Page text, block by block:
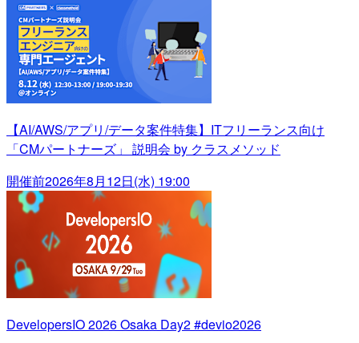
【AI/AWS/アプリ/データ案件特集】ITフリーランス向け
「CMパートナーズ」 説明会 by クラスメソッド
開催前2026年8月12日(水) 19:00
DevelopersIO 2026 Osaka Day2 #devio2026